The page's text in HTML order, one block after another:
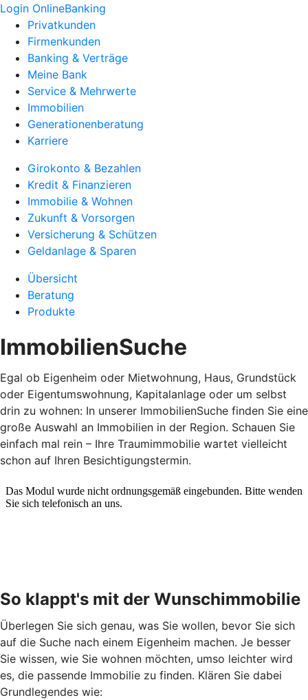
Login OnlineBanking
Privatkunden
Firmenkunden
Banking & Verträge
Meine Bank
Service & Mehrwerte
Immobilien
Generationenberatung
Karriere
Girokonto & Bezahlen
Kredit & Finanzieren
Immobilie & Wohnen
Zukunft & Vorsorgen
Versicherung & Schützen
Geldanlage & Sparen
Übersicht
Beratung
Produkte
ImmobilienSuche
Egal ob Eigenheim oder Mietwohnung, Haus, Grundstück
oder Eigentumswohnung, Kapitalanlage oder um selbst
drin zu wohnen: In unserer ImmobilienSuche finden Sie eine
große Auswahl an Immobilien in der Region. Schauen Sie
einfach mal rein – Ihre Traumimmobilie wartet vielleicht
schon auf Ihren Besichtigungstermin.
So klappt's mit der Wunschimmobilie
Überlegen Sie sich genau, was Sie wollen, bevor Sie sich
auf die Suche nach einem Eigenheim machen. Je besser
Sie wissen, wie Sie wohnen möchten, umso leichter wird
es, die passende Immobilie zu finden. Klären Sie dabei
Grundlegendes wie: